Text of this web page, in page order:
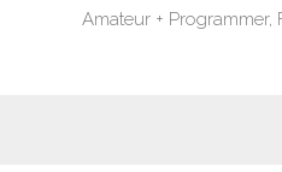
Amateur + Programmer,